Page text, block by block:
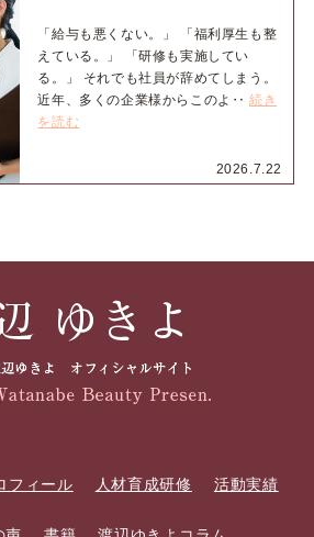
2026.7.22
「給与も悪くない。」 「福利厚生も整
えている。」 「研修も実施してい
る。」 それでも社員が辞めてしまう。
近年、多くの企業様からこのよ‥続き
を読む
フィール 人材育成研修 活動実績